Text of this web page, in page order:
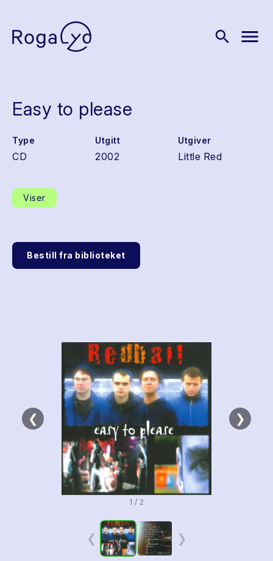
search menu
Easy to please
Type
CD
Utgitt
2002
Utgiver
Little Red
Viser
Bestill fra biblioteket
❮ ❯
1 / 2
❮ ❯